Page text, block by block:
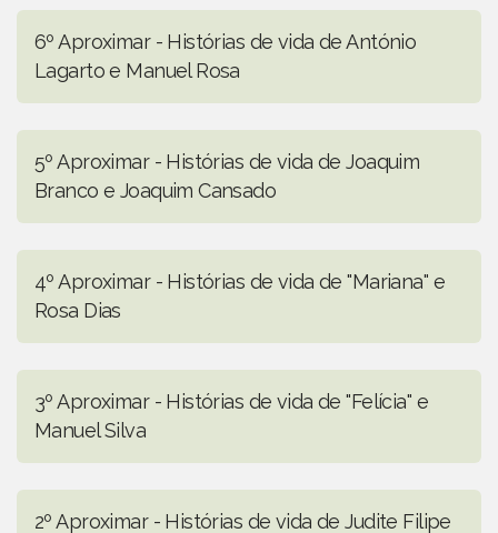
6º Aproximar - Histórias de vida de António
Lagarto e Manuel Rosa
5º Aproximar - Histórias de vida de Joaquim
Branco e Joaquim Cansado
4º Aproximar - Histórias de vida de "Mariana" e
Rosa Dias
3º Aproximar - Histórias de vida de "Felícia" e
Manuel Silva
2º Aproximar - Histórias de vida de Judite Filipe